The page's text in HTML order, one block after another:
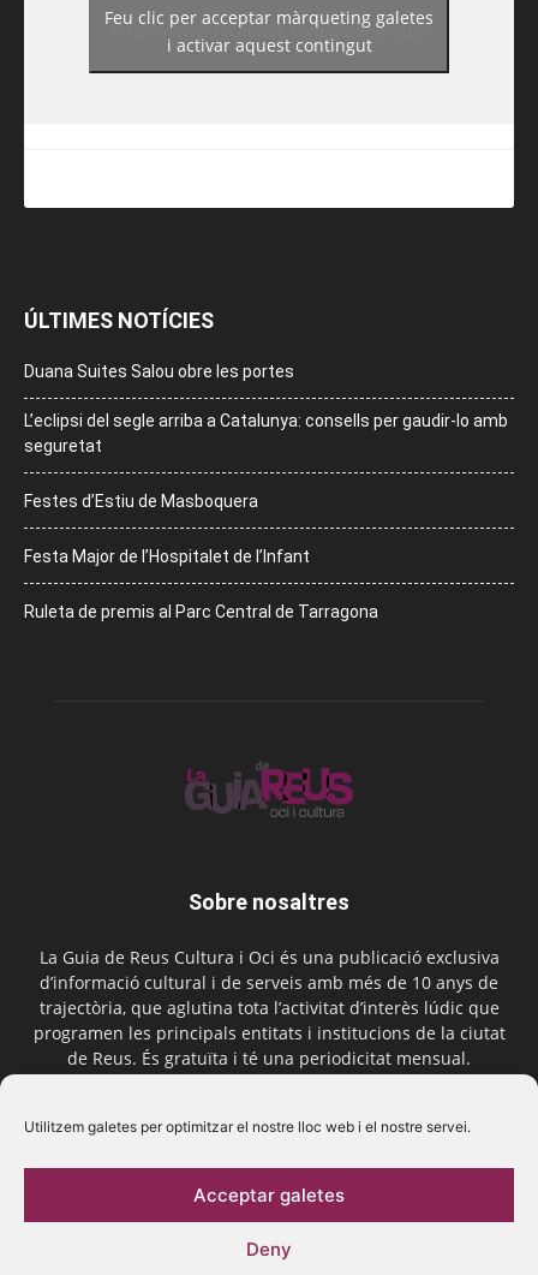
Utilitzem galetes per optimitzar el nostre lloc web i el nostre servei.
Acceptar galetes
Deny
https://www.facebook.com/guiadereus/
Feu clic per acceptar màrqueting galetes
i activar aquest contingut
ÚLTIMES NOTÍCIES
Duana Suites Salou obre les portes
L’eclipsi del segle arriba a Catalunya: consells per gaudir-lo amb
seguretat
Festes d’Estiu de Masboquera
Festa Major de l’Hospitalet de l’Infant
Ruleta de premis al Parc Central de Tarragona
Sobre nosaltres
La Guia de Reus Cultura i Oci és una publicació exclusiva
d’informació cultural i de serveis amb més de 10 anys de
trajectòria, que aglutina tota l’activitat d’interès lúdic que
programen les principals entitats i institucions de la ciutat
de Reus. És gratuïta i té una periodicitat mensual.
Segueix-nos